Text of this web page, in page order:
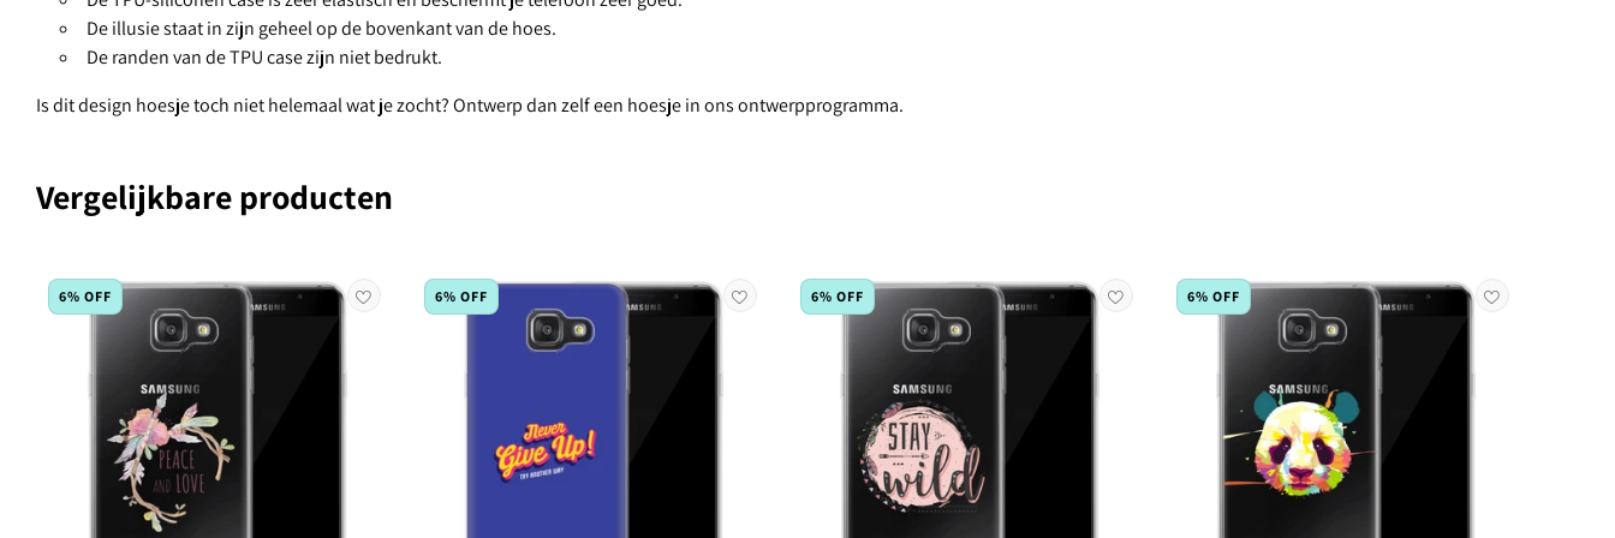
De illusie staat in zijn geheel op de bovenkant van de hoes.
De randen van de TPU case zijn niet bedrukt.
Is dit design hoesje toch niet helemaal wat je zocht? Ontwerp dan zelf een hoesje in ons ontwerpprogramma.
Vergelijkbare producten
6% OFF 6% OFF 6% OFF 6% OFF